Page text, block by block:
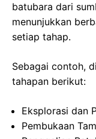
batubara dari
menunjukkan
setiap tahap.
Sebagai contoh,
tahapan berikut:
Eksplorasi dan
Pembukaan